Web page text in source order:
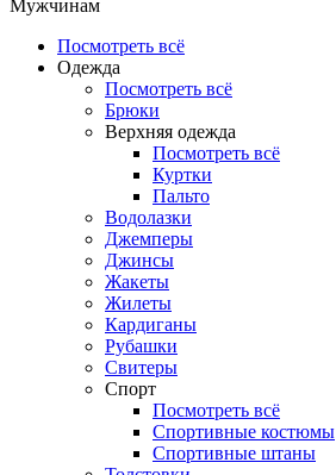
Мужчинам
Посмотреть всё
Одежда
Посмотреть всё
Брюки
Верхняя одежда
Посмотреть всё
Куртки
Пальто
Водолазки
Джемперы
Джинсы
Жакеты
Жилеты
Кардиганы
Рубашки
Свитеры
Спорт
Посмотреть всё
Спортивные костюмы
Спортивные штаны